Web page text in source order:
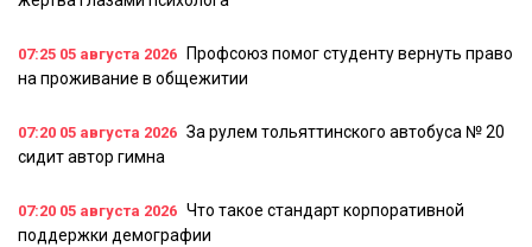
07:25 05 августа 2026
Профсоюз помог студенту вернуть право
на проживание в общежитии
07:20 05 августа 2026 За рулем тольяттинского автобуса № 20
сидит автор гимна
07:20 05 августа 2026 Что такое стандарт корпоративной
поддержки демографии